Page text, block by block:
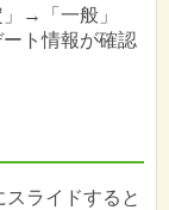
→「一般」
ト情報が確認
ライドすると